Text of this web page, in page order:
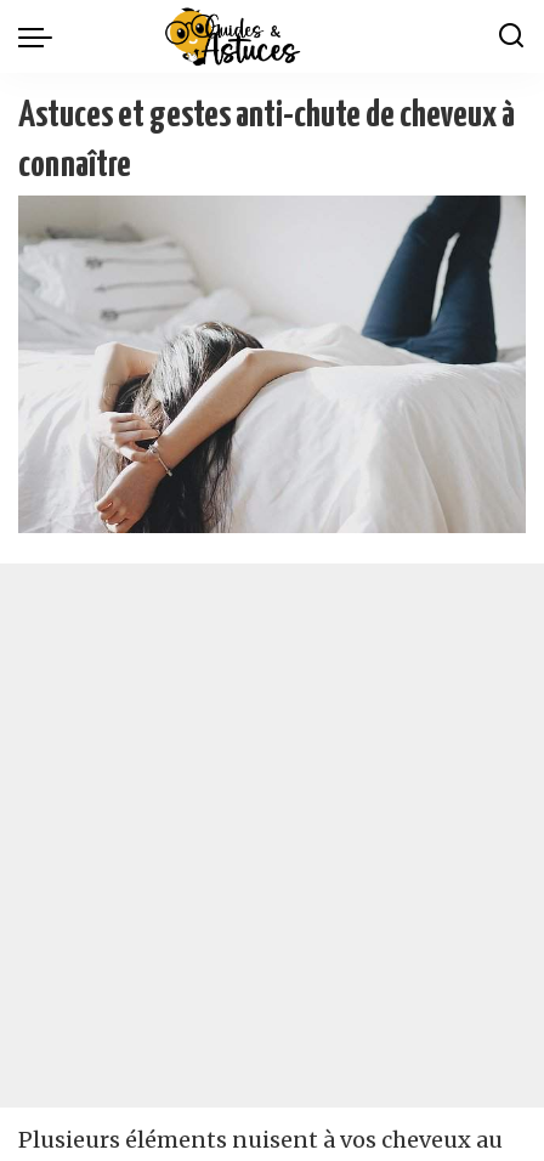
Astuces et gestes anti-chute de cheveux à
connaître
Plusieurs éléments nuisent à vos cheveux au